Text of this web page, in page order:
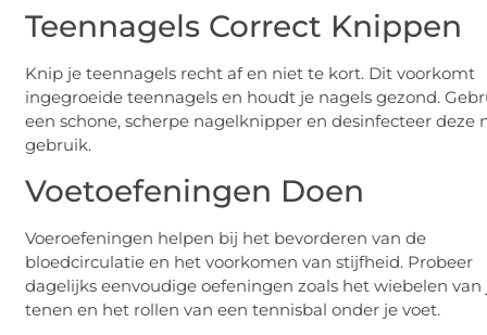
Teennagels Correct Knippen
Knip je teennagels recht af en niet te kort. Dit voorkomt
ingegroeide teennagels en houdt je nagels gezond.
een schone, scherpe nagelknipper en desinfecteer deze
gebruik.
Voetoefeningen Doen
Voeroefeningen helpen bij het bevorderen van de
bloedcirculatie en het voorkomen van stijfheid. Probeer
dagelijks eenvoudige oefeningen zoals het wiebelen van
tenen en het rollen van een tennisbal onder je voet.